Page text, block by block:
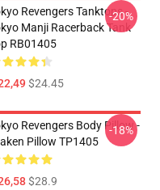
Revengers Tanktops -
Manji Racerback Tank
RB01405
$24.45
-20%
Revengers Body Pillow -
Pillow TP1405
$28.9
-18%